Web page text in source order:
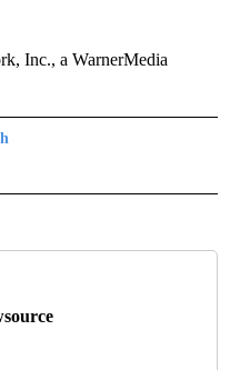
Inc., a WarnerMedia
RECEIVE NOTIFICATIONS ABOUT